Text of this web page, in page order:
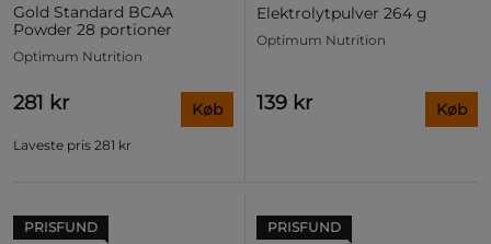
Gold Standard BCAA
Powder 28 portioner
Optimum Nutrition
281 kr
Laveste pris 281 kr
Køb
Elektrolytpulver 264 g
Optimum Nutrition
139 kr Køb
PRISFUND PRISFUND